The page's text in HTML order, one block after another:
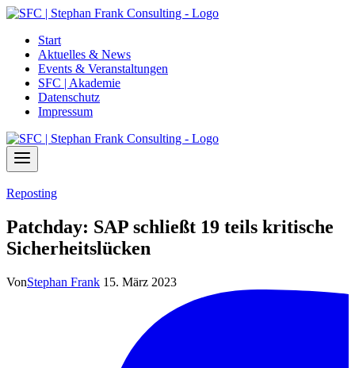
Zum
springenStart
Aktuelles & News
Events & Veranstaltungen
SFC | Akademie
Datenschutz
Impressum
Reposting
Patchday: SAP schließt 19 teils kritische
Sicherheitslücken
VonStephan Frank 15. März 2023